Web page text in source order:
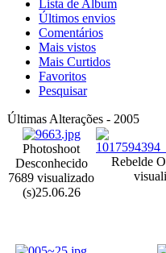
Lista de Album
Últimos envios
Comentários
Mais vistos
Mais Curtidos
Favoritos
Pesquisar
Últimas Alterações - 2005
Photoshoot
Desconhecido
7689 visualizado
(s)25.06.26
Rebelde